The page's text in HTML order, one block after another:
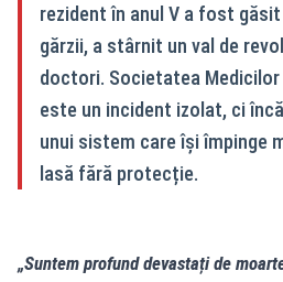
rezident în anul V a fost
gărzii, a stârnit un val de
doctori. Societatea Medicilor
este un incident izolat, ci
unui sistem care își împinge
lasă fără protecție.
„Suntem profund devastați de